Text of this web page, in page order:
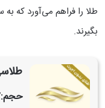
طلا را فراهم می‌آورد که
بگیرند.
حجم: